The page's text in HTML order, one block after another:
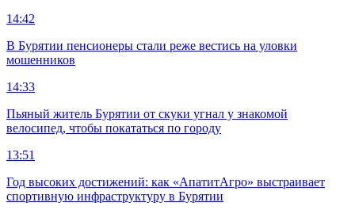
14:42
В Бурятии пенсионеры стали реже вестись на уловки
мошенников
14:33
Пьяный житель Бурятии от скуки угнал у знакомой
велосипед, чтобы покататься по городу
13:51
Год высоких достижений: как «АпатитАгро» выстраивает
спортивную инфраструктуру в Бурятии